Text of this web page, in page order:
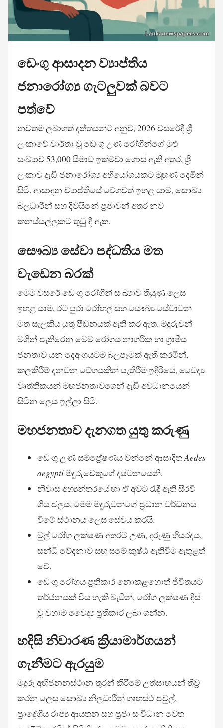
ඩෙංගු ආසාදන ව්‍යාප්තිය
ජනාරෝග්‍ය ගැටලුවක් බවට
පත්වේ
නවතම ලබාගත් දත්තයන්ට අනුව, 2026 වසරේදී ශ්‍රී
ලංකාවේ වාර්තා වූ ඩෙංගු උණ රෝගීන්ගේ මුළු
සංඛ්‍යාව 53,000 සීමාව ඉක්මවා ගොස් ඇති අතර, ශ්‍රී
ලංකාව දැඩි ජනාරෝග්‍ය අභියෝගයකට මුහුණ දෙමින්
සිටී. ආසාදන ව්‍යාප්තියේ වේගවත් ඉහළ යාම, සෞඛ්‍ය
බලධාරීන් සහ දිවයිනේ ප්‍රජාවන් අතර නව
කනස්සල්ලකට තුඩු දී ඇත.
සෞඛ්‍ය සේවා පද්ධතිය මත
වැඩෙන බරක්
මෙම වසරේ ඩෙංගු රෝගීන් සංඛ්‍යාව තියුණු ලෙස
ඉහළ යාම, රට පුරා රෝහල් සහ සෞඛ්‍ය සේවාවන්
මත සැලකිය යුතු පීඩනයක් ඇති කර ඇත. මදුරුවන්
මගින් පැතිරෙන මෙම රෝගය නාගරික හා ග්‍රාමීය
ජනතාව යන දෙඅංශයටම බලපෑමක් ඇති කරමින්,
කලකිරීම් දනවන වේගයකින් පැතිරීම ඉදිරියේ, වෛද්‍ය
වෘත්තිකයන් මහජනතාවගෙන් දැඩි අවධානයෙන්
සිටින ලෙස ඉල්ලා සිටී.
මහජනතාව දැනගත යුතු කරුණු
ඩෙංගු උණ සම්ප්‍රේෂණය වන්නේ ආසාදිතAedes
aegyptiමදුරුවෙකුගේ දෂ්ටනයෙනි.
නිවාස අභ්‍යන්තරයේ හා ඒ අවට රැඳී ඇති සිරවී
ගිය ජලය, මෙම මදුරුවන්ගේ ප්‍රධාන වර්ධනය
වීමේ ස්ථානය ලෙස සේවය කරයි.
මුල් රෝග ලක්ෂණ අතරට උණ, දරුණු හිසරදය,
සන්ධි වේදනාව සහ සමේ කුෂ්ඨ ඇතිවීම ඇතුළත්
වේ.
ඩෙංගු රෝගය ප්‍රතිකාර නොකළහොත් ජීවිතයට
තර්ජනයක් විය හැකි බැවින්, රෝග ලක්ෂණ දිස්
වූ වහාම වෛද්‍ය ප්‍රතිකාර ලබා ගන්න.
හදිසි නිවාරණ ක්‍රියාමාර්ගයන්
ගැනීමට ඇරයුම
මදුරු අභිජනනස්ථාන තුරන් කිරීමේ උත්සාහයන් තීව්‍ර
කරන ලෙස සෞඛ්‍ය නිලධාරීන් ගෘහස්ථ පවුල්,
ප්‍රාදේශීය රාජ්‍ය ආයතන සහ ප්‍රජා සංවිධාන වෙත